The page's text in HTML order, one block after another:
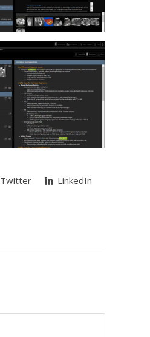
Twitter
LinkedIn